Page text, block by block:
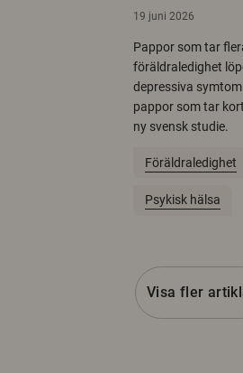
19 juni 2026
Pappor som tar
föräldraledighet
depressiva
pappor som tar
ny svensk studie.
Föräldraledighet
Psykisk hälsa
Visa fler